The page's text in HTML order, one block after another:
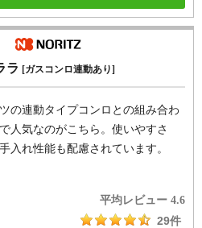
ラ [ガスコンロ連動あり]
の連動タイプコンロとの組み合わ
人気なのがこちら。使いやすさ
入れ性能も配慮されています。
平均レビュー 4.6
29件